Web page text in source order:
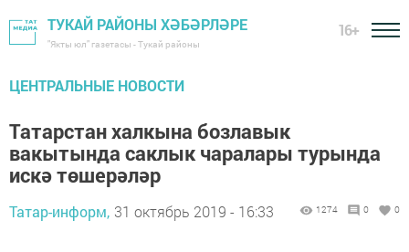
ТУКАЙ РАЙОНЫ ХӘБӘРЛӘРЕ
"Якты юл" газетасы - Тукай районы
16+
ЦЕНТРАЛЬНЫЕ НОВОСТИ
Татарстан халкына бозлавык
вакытында саклык чаралары турында
искә төшерәләр
Татар-информ, 31 октябрь 2019 - 16:33 1274 0 0